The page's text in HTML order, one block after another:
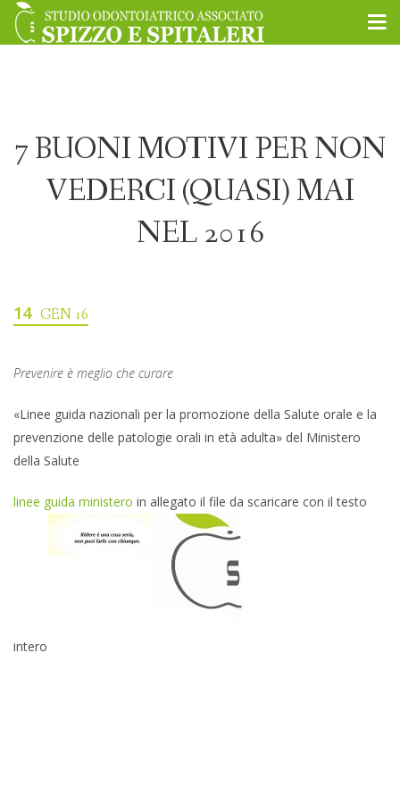
7 BUONI MOTIVI PER NON
VEDERCI (QUASI) MAI
NEL 2016
14 GEN 16
Prevenire è meglio che curare
«Linee guida nazionali per la promozione della Salute orale e la
prevenzione delle patologie orali in età adulta» del Ministero
della Salute
linee guida ministero in allegato il file da scaricare con il testo
intero